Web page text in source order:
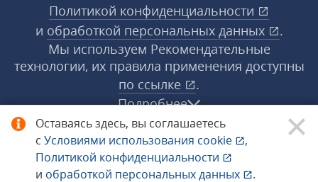
Оставаясь здесь, вы соглашаетесь
с Условиями использования cookie
,
Политикой конфиденциальности
и обработкой персональных данных .
Политикой конфиденциальности
и обработкой персональных данных
.
Мы используем Рекомендательные
технологии, их правила применения доступны
по ссылке
.
Подробнее
© 1998−2026 «1С‑Рарус» ®. Все права
защищены.